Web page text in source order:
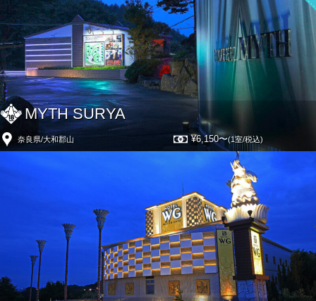
MYTH SURYA
奈良県/大和郡山 ¥6,150〜(1室/税込)